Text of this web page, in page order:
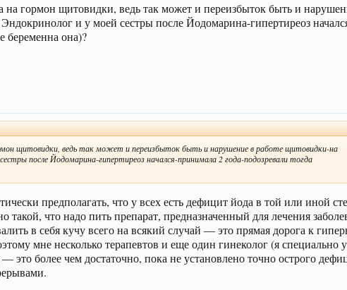
на гормон щитовидки, ведь так может и переизбыток быть и
и у моей сестры после Йодомарина-гипертиреоз
беременна она)?
щитовидки, ведь так может и переизбыток быть и нарушение в работе щитовидки-на
после Йодомарина-гипертиреоз начался-принимала 2 года-подозревали тогда
предполагать, что у всех есть дефицит йода в той или иной
такой, что надо пить препарат, предназначенный для лечения
в себя кучу всего на всякий случай — это прямая дорога к
мне несколько терапевтов и еще один гинеколог (я специально
это более чем достаточно, пока не установлено точно острого